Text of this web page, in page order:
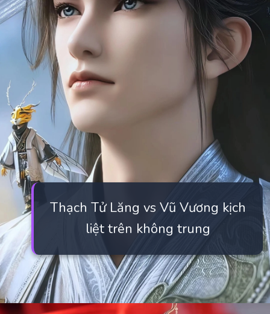
Thạch Tử Lăng vs Vũ Vương kịch
liệt trên không trung